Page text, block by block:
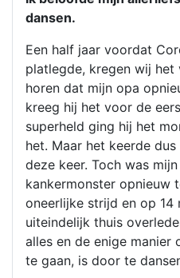
dansen.
Een half jaar voordat
platlegde, kregen wij
horen dat mijn opa
kreeg hij het voor de
superheld ging hij het
het. Maar het keerde
deze keer. Toch was
kankermonster opnieuw
oneerlijke strijd en op 14
uiteindelijk thuis
alles en de enige manier
te gaan, is door te